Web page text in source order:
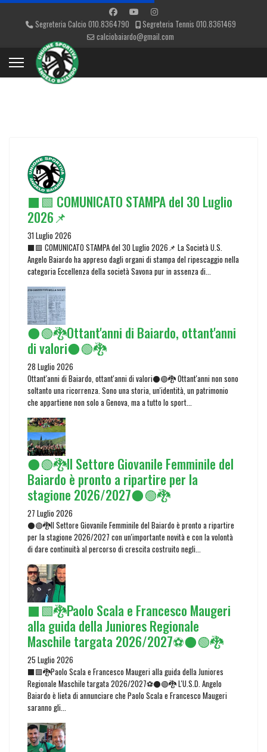
Segreteria Calcio 010.8364790
Segreteria Tennis 010.8361469
calciobaiardo@gmail.com
⬛🟩 COMUNICATO STAMPA del 30 Luglio
2026📌
31 Luglio 2026
⬛🟩 COMUNICATO STAMPA del 30 Luglio 2026📌 La Società U.S.
Angelo Baiardo ha appreso dagli organi di stampa del ripescaggio nella
categoria Eccellenza della società Savona pur in assenza di...
⚫🟢🐉Ottant'anni di Baiardo, ottant'anni
di valori⚫🟢🐉
28 Luglio 2026
Ottant'anni di Baiardo, ottant'anni di valori⚫🟢🐉 Ottant'anni non sono
soltanto una ricorrenza. Sono una storia, un'identità, un patrimonio
che appartiene non solo a Genova, ma a tutto lo sport...
⚫🟢🐉Il Settore Giovanile Femminile del
Baiardo è pronto a ripartire per la
stagione 2026/2027⚫🟢🐉
27 Luglio 2026
⚫🟢🐉Il Settore Giovanile Femminile del Baiardo è pronto a ripartire
per la stagione 2026/2027 con un'importante novità e con la volontà
di dare continuità al percorso di crescita costruito negli...
⬛🟩🐉Paolo Scala e Francesco Maugeri
alla guida della Juniores Regionale
Maschile targata 2026/2027⚽⚫🟢🐉
25 Luglio 2026
⬛🟩🐉Paolo Scala e Francesco Maugeri alla guida della Juniores
Regionale Maschile targata 2026/2027⚽⚫🟢🐉 L'U.S.D. Angelo
Baiardo è lieta di annunciare che Paolo Scala e Francesco Maugeri
saranno gli...